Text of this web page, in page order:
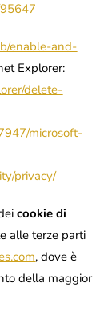
enable-and-
Explorer:
delete-
microsoft-
privacy/
cookie di
alle terze parti
, dove è
della maggior